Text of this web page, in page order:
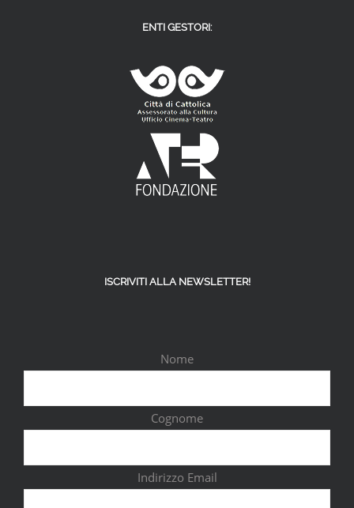
ENTI GESTORI:
ISCRIVITI ALLA NEWSLETTER!
Nome
Cognome
Indirizzo Email